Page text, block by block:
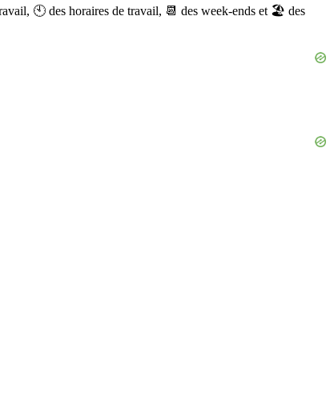
🕙 des horaires de travail, 📆 des week-ends et 🏖 des